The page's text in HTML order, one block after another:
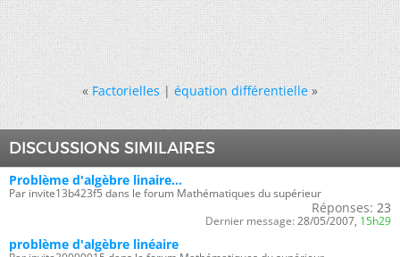
« Factorielles|équation différentielle »
DISCUSSIONS SIMILAIRES
Problème d'algèbre linaire...
Par invite13b423f5 dans le forum Mathématiques du supérieur
Réponses: 23
Dernier message: 28/05/2007, 15h29
problème d'algèbre linéaire